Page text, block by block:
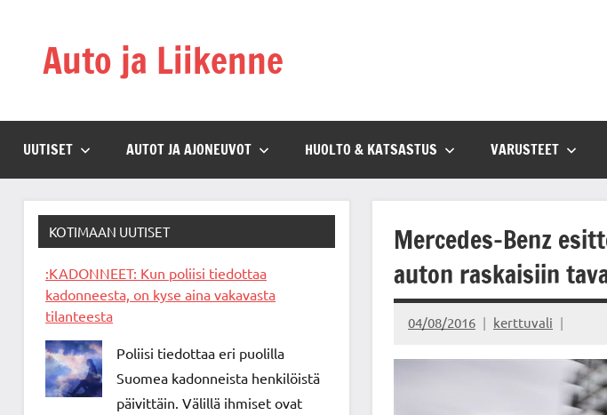
contentAuto ja Liikenne
UUTISET AUTOT JA AJONEUVOT HUOLTO & KATSASTUS VARUSTEET
Mercedes-Benz
auton raskaisiin
04/08/2016 kerttuvali
KOTIMAAN UUTISET
:KADONNEET: Kun poliisi tiedottaa
kadonneesta, on kyse aina vakavasta
tilanteesta
Poliisi tiedottaa eri puolilla
Suomea kadonneista henkilöistä
päivittäin. Välillä ihmiset ovat